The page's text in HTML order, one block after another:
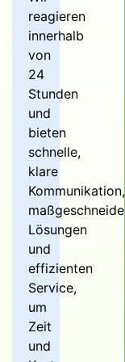
der
Ist
Ja, in
Was
auf
reagieren
innerhalb
von
24
Stunden
und
bieten
schnelle,
klare
Kommunikation,
Lösungen
und
effizienten
Service,
um
Zeit
und